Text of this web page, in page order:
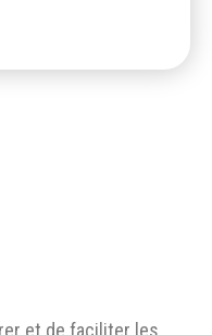
et de faciliter les